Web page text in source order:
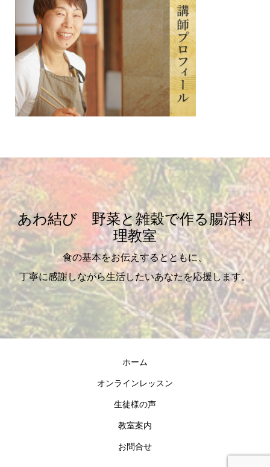
あわ結び 野菜と雑穀で作る腸活料
理教室
食の基本をお伝えするとともに、
丁寧に感謝しながら生活したいあなたを応援します。
ホーム
オンラインレッスン
生徒様の声
教室案内
お問合せ